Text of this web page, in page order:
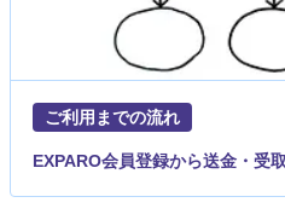
ご利用までの流れ
EXPARO会員登録から送金・受